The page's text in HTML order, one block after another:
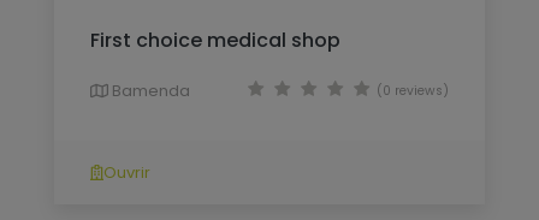
First choice medical shop
Bamenda (0 reviews)
Ouvrir